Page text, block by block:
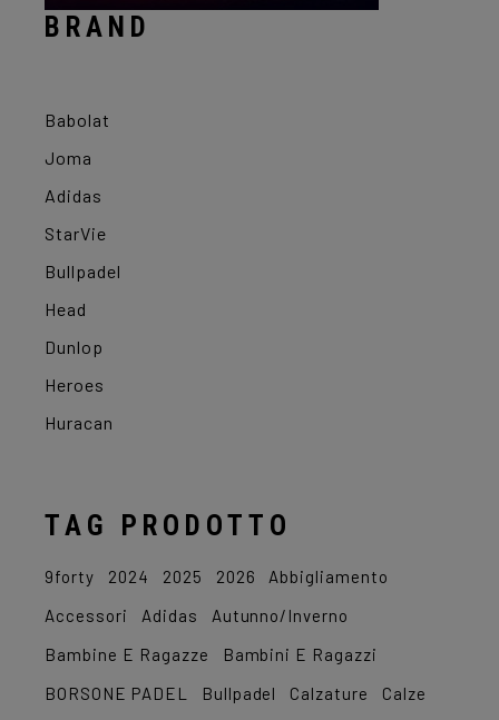
BRAND
Babolat
Joma
Adidas
StarVie
Bullpadel
Head
Dunlop
Heroes
Huracan
TAG PRODOTTO
9forty 2024 2025 2026
Abbigliamento
Accessori
Adidas
Autunno/Inverno
Bambine E Ragazze
Bambini E Ragazzi
BORSONE PADEL
Bullpadel Calzature
Calze